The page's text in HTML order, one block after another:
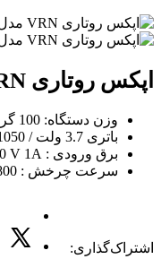
اپکس روتاری VRN مدل DM 1
وزن دستگاه: 100 گرم
باتری 3.7 ولت / 1050 میلی آمپر ساعت
برق ورودی : DC 5.0 V 1A
سرعت چرخش : 800-150 دور در دقیقه
اشتراک‌گذاری: